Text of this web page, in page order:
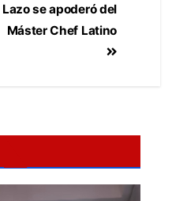
Lazo se apoderó del
Máster Chef Latino